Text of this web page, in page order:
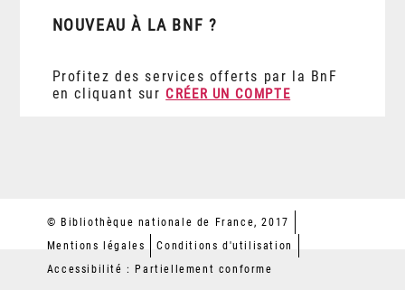
NOUVEAU À LA BNF ?
Profitez des services offerts par la BnF
en cliquant sur CRÉER UN COMPTE
© Bibliothèque nationale de France, 2017
Mentions légales
Conditions d'utilisation
Accessibilité : Partiellement conforme